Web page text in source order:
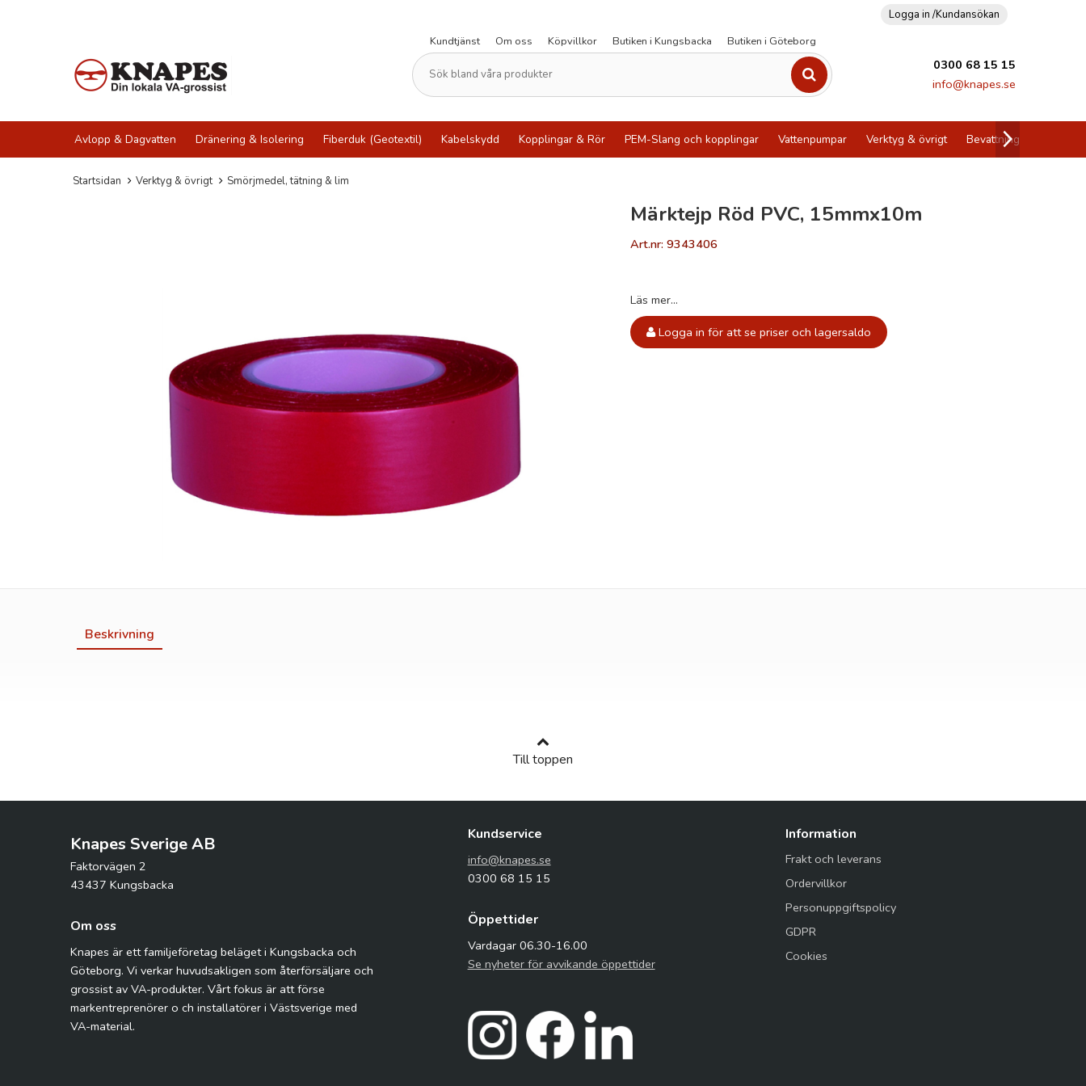
Logga in /Kundansökan
Kundtjänst
Om oss Köpvillkor Butiken i Kungsbacka Butiken i Göteborg
0300 68 15 15
info@knapes.se
Avlopp & Dagvatten Dränering & Isolering Fiberduk (Geotextil) Kabelskydd Kopplingar & Rör PEM-Slang och kopplingar Vattenpumpar Verktyg & övrigt Bevattning
Startsidan Verktyg & övrigt Smörjmedel, tätning & lim
Märktejp Röd PVC, 15mmx10m
Art.nr: 9343406
Läs mer...
Logga in för att se priser och lagersaldo
Beskrivning
Till toppen
Knapes Sverige AB
Faktorvägen 2
43437 Kungsbacka
Om oss
Knapes är ett familjeföretag beläget i Kungsbacka och
Göteborg. Vi verkar huvudsakligen som återförsäljare och
grossist av VA-produkter. Vårt fokus är att förse
markentreprenörer o ch installatörer i Västsverige med
VA-material.
Kundservice
info@knapes.se
0300 68 15 15
Öppettider
Vardagar 06.30-16.00
Se nyheter för avvikande öppettider
Information
Frakt och leverans
Ordervillkor
Personuppgiftspolicy
GDPR
Cookies